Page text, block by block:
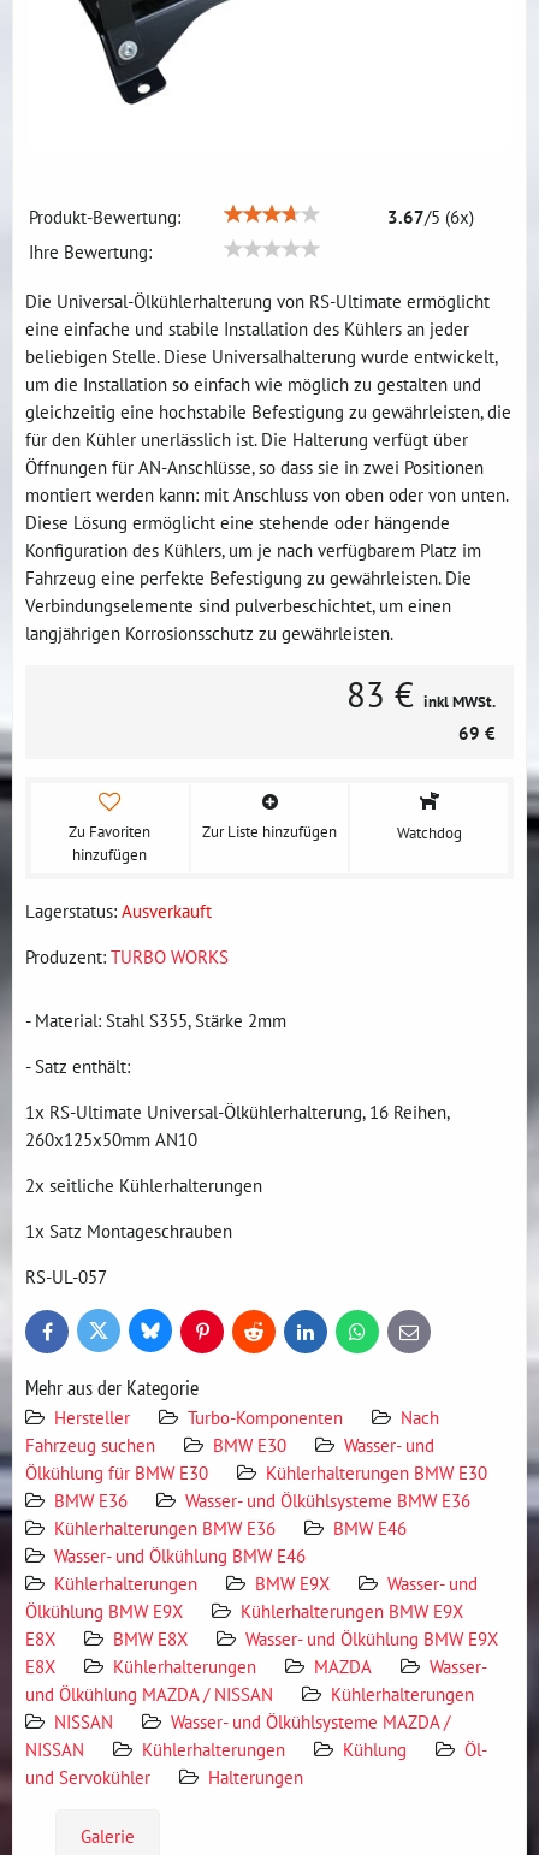
Produkt-Bewertung: 3.67/5 (6x)
Ihre Bewertung:
Die Universal-Ölkühlerhalterung von RS-Ultimate ermöglicht
eine einfache und stabile Installation des Kühlers an jeder
beliebigen Stelle. Diese Universalhalterung wurde entwickelt,
um die Installation so einfach wie möglich zu gestalten und
gleichzeitig eine hochstabile Befestigung zu gewährleisten, die
für den Kühler unerlässlich ist. Die Halterung verfügt über
Öffnungen für AN-Anschlüsse, so dass sie in zwei Positionen
montiert werden kann: mit Anschluss von oben oder von unten.
Diese Lösung ermöglicht eine stehende oder hängende
Konfiguration des Kühlers, um je nach verfügbarem Platz im
Fahrzeug eine perfekte Befestigung zu gewährleisten. Die
Verbindungselemente sind pulverbeschichtet, um einen
langjährigen Korrosionsschutz zu gewährleisten.
83 € inkl MWSt.
69 €
Zu Favoriten
hinzufügen
Zur Liste hinzufügen Watchdog
Lagerstatus: Ausverkauft
Produzent: TURBO WORKS
- Material: Stahl S355, Stärke 2mm
- Satz enthält:
1x RS-Ultimate Universal-Ölkühlerhalterung, 16 Reihen,
260x125x50mm AN10
2x seitliche Kühlerhalterungen
1x Satz Montageschrauben
RS-UL-057
FacebookTwitter BlueskyPinterestReddit LinkedInWhatsApp
E-
mail
Mehr aus der Kategorie
Hersteller Turbo-Komponenten
Nach
Fahrzeug suchen
BMW E30
Wasser- und
Ölkühlung für BMW E30
Kühlerhalterungen BMW E30
BMW E36
Wasser- und Ölkühlsysteme BMW E36
Kühlerhalterungen BMW E36
BMW E46
Wasser- und Ölkühlung BMW E46
Kühlerhalterungen
BMW E9X
Wasser- und
Ölkühlung BMW E9X
Kühlerhalterungen BMW E9X
E8X
BMW E8X
Wasser- und Ölkühlung BMW E9X
E8X
Kühlerhalterungen MAZDA
Wasser-
und Ölkühlung MAZDA / NISSAN
Kühlerhalterungen
NISSAN
Wasser- und Ölkühlsysteme MAZDA /
NISSAN
Kühlerhalterungen Kühlung
Öl-
und Servokühler
Halterungen
Galerie